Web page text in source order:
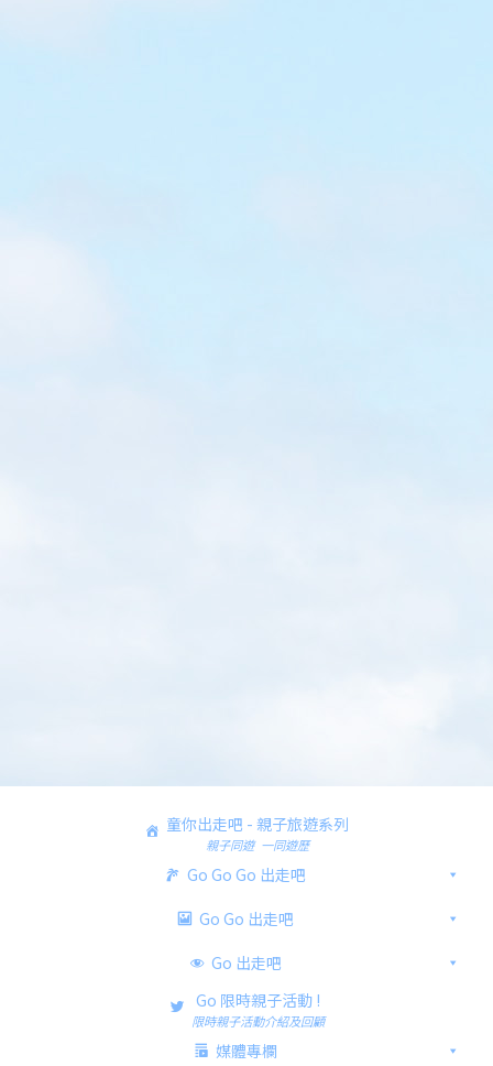
童你出走吧 - 親子旅遊系列
親子同遊 一同遊歷
Go Go Go 出走吧
Go Go 出走吧
Go 出走吧
Go 限時親子活動 !
限時親子活動介紹及回顧
媒體專欄